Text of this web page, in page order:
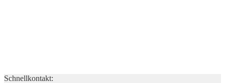
Schnellkontakt: